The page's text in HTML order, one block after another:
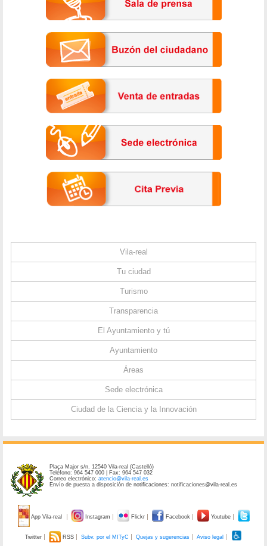
Vila-real
Tu ciudad
Turismo
Transparencia
El Ayuntamiento y tú
Ayuntamiento
Áreas
Sede electrónica
Ciudad de la Ciencia y la Innovación
Plaça Major s/n. 12540 Vila-real (Castelló)
Teléfono: 964 547 000 | Fax: 964 547 032
Correo electrónico:atencio@vila-real.es
Envío de puesta a disposición de notificaciones: notificaciones@vila-real.es
App Vila-real Instagram Flickr Facebook Youtube
Twitter RSS Subv. por el MITyC Quejas y sugerencias
Aviso legal